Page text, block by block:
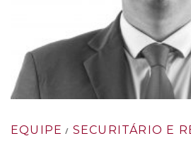
EQUIPE / SECURITÁRIO E